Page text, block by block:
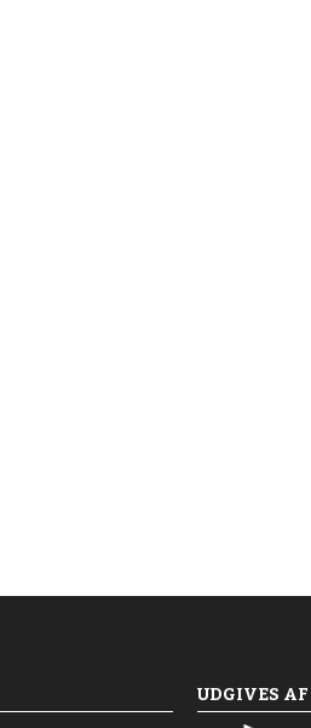
UDGIVES AF